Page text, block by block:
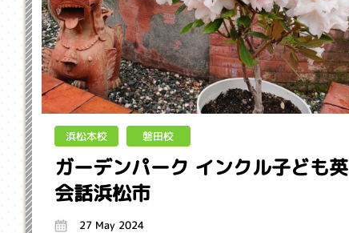
浜松本校 磐田校
ガーデンパーク インクル子ども英
会話浜松市
27 May 2024